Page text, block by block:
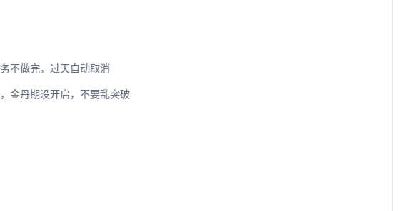
不做完，过天自动取消
金丹期没开启，不要乱突破